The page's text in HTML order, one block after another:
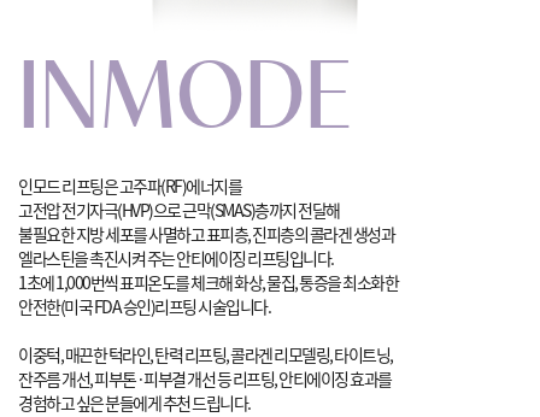
INMODE
인모드 리프팅은 고주파(RF)에너지를
고전압 전기자극(HVP)으로근막(SMAS)층까지 전달해
불필요한 지방 세포를 사멸하고 표피층, 진피층의콜라겐 생성과
엘라스틴을 촉진시켜 주는 안티에이징 리프팅입니다.
1초에 1,000번씩 표피온도를 체크해 화상, 물집, 통증을 최소화한
안전한(미국 FDA 승인)리프팅 시술입니다.
이중턱, 매끈한 턱라인, 탄력 리프팅, 콜라겐 리모델링, 타이트닝,
잔주름 개선,피부톤·피부결 개선 등 리프팅, 안티에이징 효과를
경험하고 싶은 분들에게 추천 드립니다.